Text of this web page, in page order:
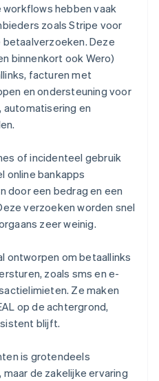
hebben vaak
zoals Stripe voor
Deze
binnenkort ook Wero)
facturen met
en ondersteuning voor
automatisering en
of incidenteel gebruik
online bankapps
door een bedrag en een
verzoeken worden snel
zeer weinig.
ontworpen om betaallinks
zoals sms en e-
Ze maken
op de achtergrond,
blijft.
is grotendeels
de zakelijke ervaring